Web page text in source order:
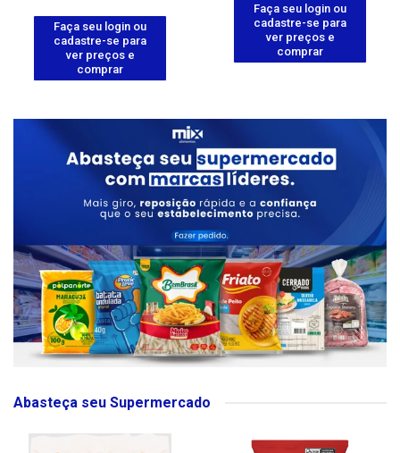
Faça seu login ou
cadastre-se para
ver preços e
comprar
Faça seu login ou
cadastre-se para
ver preços e
comprar
Abasteça seu Supermercado